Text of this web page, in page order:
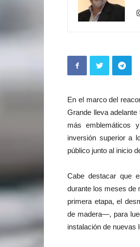
En el marco del
Grande lleva
más emblemáticos
inversión superior a
público junto al inicio
Cabe destacar que
durante los meses de
primera etapa, el
de madera—, para
instalación de nuevas